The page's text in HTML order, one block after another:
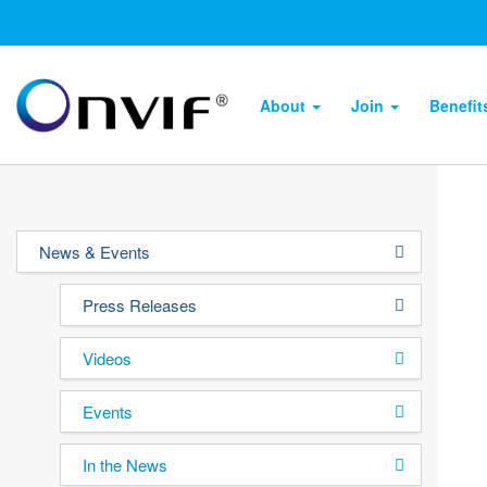
About Join
News & Events
Press Releases
Videos
Events
In the News